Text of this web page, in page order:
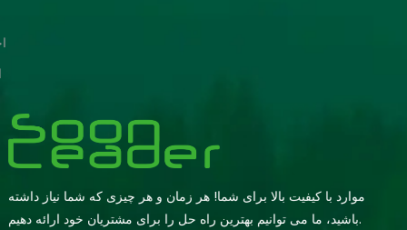
موارد با کیفیت بالا برای شما! هر زمان و هر چیزی که شما نیاز داشته
باشید، ما می توانیم بهترین راه حل را برای مشتریان خود ارائه دهیم.